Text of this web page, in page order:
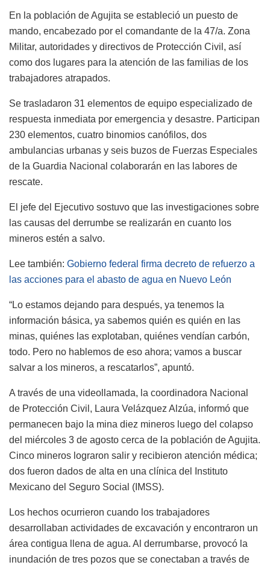
En la población de Agujita se estableció un puesto de
mando, encabezado por el comandante de la 47/a. Zona
Militar, autoridades y directivos de Protección Civil, así
como dos lugares para la atención de las familias de los
trabajadores atrapados.
Se trasladaron 31 elementos de equipo especializado de
respuesta inmediata por emergencia y desastre. Participan
230 elementos, cuatro binomios canófilos, dos
ambulancias urbanas y seis buzos de Fuerzas Especiales
de la Guardia Nacional colaborarán en las labores de
rescate.
El jefe del Ejecutivo sostuvo que las investigaciones sobre
las causas del derrumbe se realizarán en cuanto los
mineros estén a salvo.
Lee también: Gobierno federal firma decreto de refuerzo a
las acciones para el abasto de agua en Nuevo León
“Lo estamos dejando para después, ya tenemos la
información básica, ya sabemos quién es quién en las
minas, quiénes las explotaban, quiénes vendían carbón,
todo. Pero no hablemos de eso ahora; vamos a buscar
salvar a los mineros, a rescatarlos”, apuntó.
A través de una videollamada, la coordinadora Nacional
de Protección Civil, Laura Velázquez Alzúa, informó que
permanecen bajo la mina diez mineros luego del colapso
del miércoles 3 de agosto cerca de la población de Agujita.
Cinco mineros lograron salir y recibieron atención médica;
dos fueron dados de alta en una clínica del Instituto
Mexicano del Seguro Social (IMSS).
Los hechos ocurrieron cuando los trabajadores
desarrollaban actividades de excavación y encontraron un
área contigua llena de agua. Al derrumbarse, provocó la
inundación de tres pozos que se conectaban a través de